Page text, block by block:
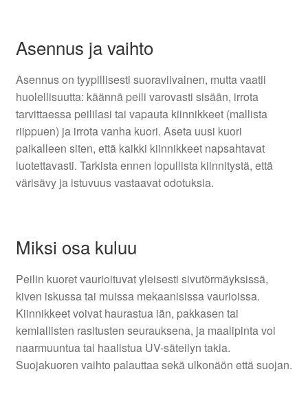
Asennus ja vaihto
Asennus on tyypillisesti suoraviivainen, mutta vaatii
huolellisuutta: käännä peili varovasti sisään, irrota
tarvittaessa peililasi tai vapauta kiinnikkeet (mallista
riippuen) ja irrota vanha kuori. Aseta uusi kuori
paikalleen siten, että kaikki kiinnikkeet napsahtavat
luotettavasti. Tarkista ennen lopullista kiinnitystä, että
värisävy ja istuvuus vastaavat odotuksia.
Miksi osa kuluu
Peilin kuoret vaurioituvat yleisesti sivutörmäyksissä,
kiven iskussa tai muissa mekaanisissa vaurioissa.
Kiinnikkeet voivat haurastua iän, pakkasen tai
kemiallisten rasitusten seurauksena, ja maalipinta voi
naarmuuntua tai haalistua UV-säteilyn takia.
Suojakuoren vaihto palauttaa sekä ulkonäön että suojan.